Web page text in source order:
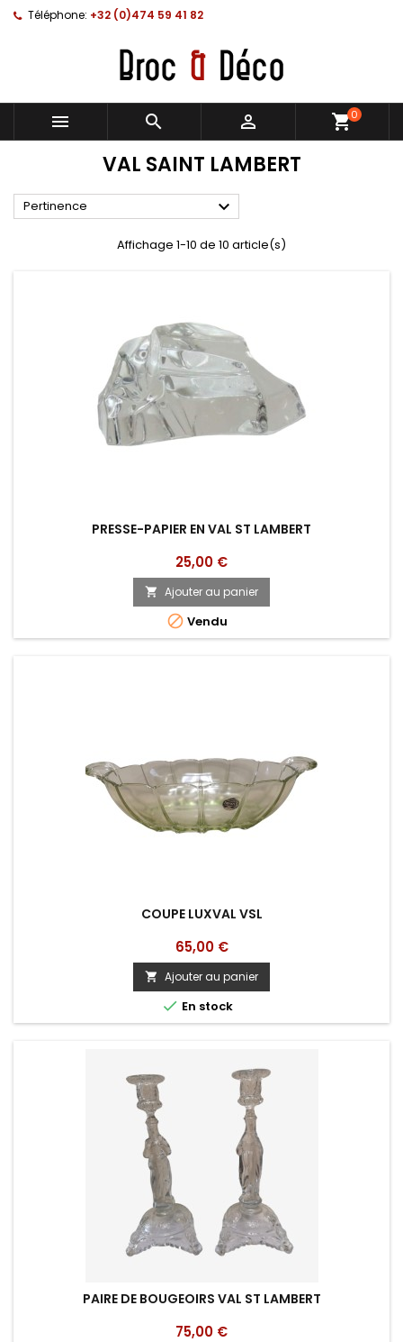
Téléphone: +32 (0)474 59 41 82
   shopping_cart0
VAL SAINT LAMBERT
Pertinence 
Affichage 1-10 de 10 article(s)
PRESSE-PAPIER EN VAL ST LAMBERT
Prix
25,00 €
 Ajouter au panier
 Vendu
COUPE LUXVAL VSL
Prix
65,00 €
 Ajouter au panier
 En stock
PAIRE DE BOUGEOIRS VAL ST LAMBERT
Prix
75,00 €